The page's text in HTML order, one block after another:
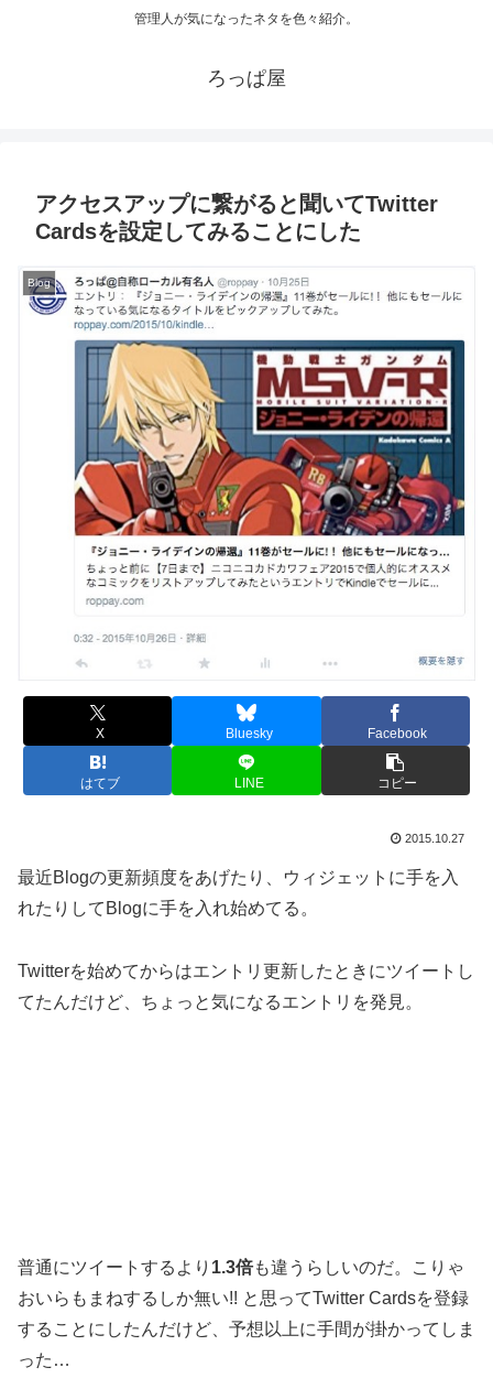
管理人が気になったネタを色々紹介。
ろっぱ屋
アクセスアップに繋がると聞いてTwitter
Cardsを設定してみることにした
Blog
X Bluesky Facebook
はてブ LINE コピー
2015.10.27
最近Blogの更新頻度をあげたり、ウィジェットに手を入
れたりしてBlogに手を入れ始めてる。
Twitterを始めてからはエントリ更新したときにツイートし
てたんだけど、ちょっと気になるエントリを発見。
普通にツイートするより 1.3倍も違うらしいのだ。こりゃ
おいらもまねするしか無い!! と思ってTwitter Cardsを登録
することにしたんだけど、予想以上に手間が掛かってしま
った…